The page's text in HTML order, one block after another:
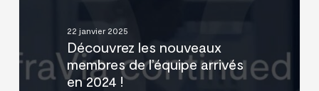
2024
22 janvier 2025
Découvrez les nouveaux
membres de l’équipe arrivés
en 2024 !